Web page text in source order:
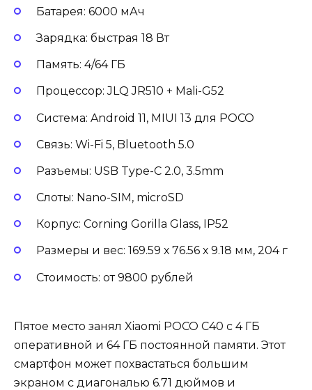
Батарея: 6000 мАч
Зарядка: быстрая 18 Вт
Память: 4/64 ГБ
Процессор: JLQ JR510 + Mali-G52
Система: Android 11, MIUI 13 для POCO
Связь: Wi-Fi 5, Bluetooth 5.0
Разъемы: USB Type-C 2.0, 3.5mm
Слоты: Nano-SIM, microSD
Корпус: Corning Gorilla Glass, IP52
Размеры и вес: 169.59 х 76.56 х 9.18 мм, 204 г
Стоимость: от 9800 рублей
Пятое место занял Xiaomi POCO C40 с 4 ГБ
оперативной и 64 ГБ постоянной памяти. Этот
смартфон может похвастаться большим
экраном с диагональю 6.71 дюймов и